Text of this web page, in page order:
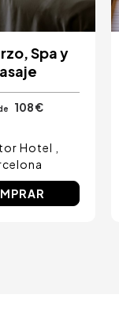
Spa y
108 €
Hotel